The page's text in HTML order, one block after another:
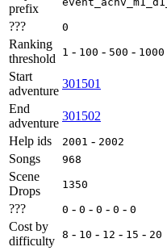
prefix
??? 0
Ranking
threshold
1 - 100 - 500 - 1000
Start
adventure
301501
End
adventure
301502
Help ids
2001 - 2002
Songs 968
Scene
Drops
1350
??? 0 - 0 - 0 - 0 - 0
Cost by
difficulty 8 - 10 - 12 - 15 - 20